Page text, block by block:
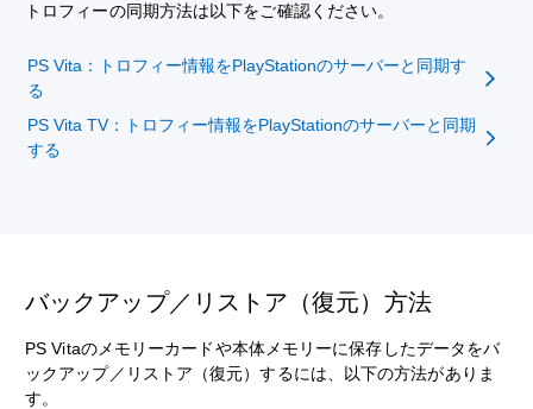
トロフィーの同期方法は以下をご確認ください。
PS Vita：トロフィー情報をPlayStationのサーバーと同期す
る
PS Vita TV：トロフィー情報をPlayStationのサーバーと同期
する
バックアップ／リストア（復元）方法
PS Vitaのメモリーカードや本体メモリーに保存したデータをバ
ックアップ／リストア（復元）するには、以下の方法がありま
す。